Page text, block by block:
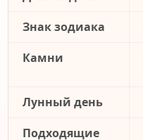
Знак зодиака
Камни
Лунный день
Подходящие